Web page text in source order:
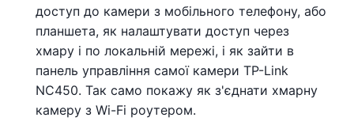
доступ до камери з мобільного телефону, або
планшета, як налаштувати доступ через
хмару і по локальній мережі, і як зайти в
панель управління самої камери TP-Link
NC450. Так само покажу як з'єднати хмарну
камеру з Wi-Fi роутером.